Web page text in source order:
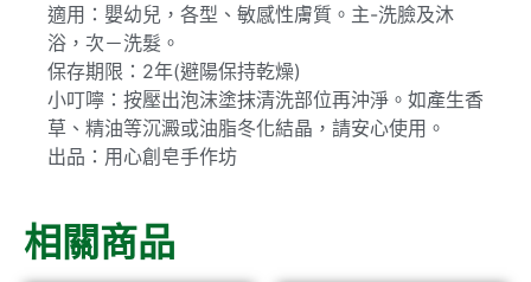
適用：嬰幼兒，各型、敏感性膚質。主-洗臉及沐
浴，次－洗髮。
保存期限：2年(避陽保持乾燥)
小叮嚀：按壓出泡沫塗抹清洗部位再沖淨。如產生香
草、精油等沉澱或油脂冬化結晶，請安心使用。
出品：用心創皂手作坊
相關商品